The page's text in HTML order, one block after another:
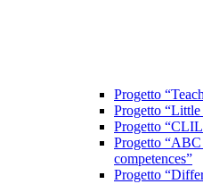
Progetto
Progetto
Progetto
Progetto
competences”
Progetto